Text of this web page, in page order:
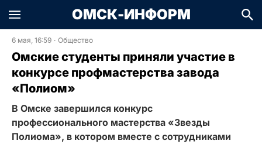
ОМСК-ИНФОРМ
6 мая, 16:59 · Общество
Омские студенты приняли участие в
конкурсе профмастерства завода
«Полиом»
В Омске завершился конкурс
профессионального мастерства «Звезды
Полиома», в котором вместе с сотрудниками